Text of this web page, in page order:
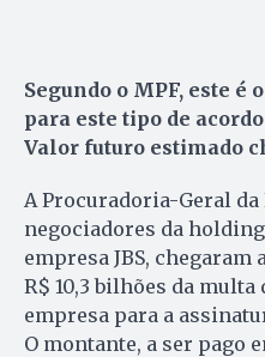
Segundo o MPF, este
para este tipo de
Valor futuro estimado
A Procuradoria-Geral da
negociadores da
empresa JBS, chegaram
R$ 10,3 bilhões da multa
empresa para a
O montante, a ser pago